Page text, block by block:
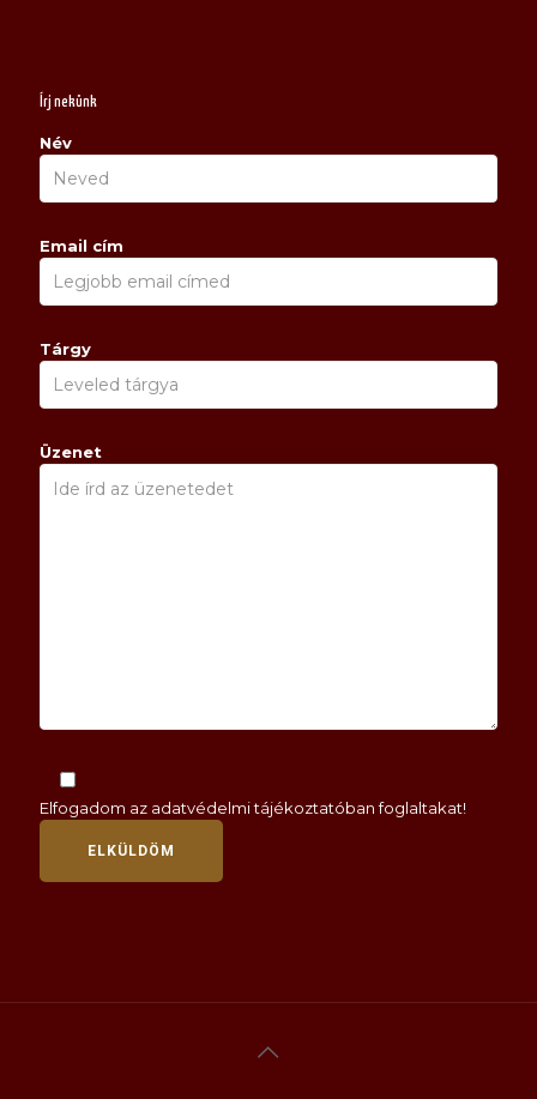
Írj nekünk
Név
Email cím
Tárgy
Üzenet
Elfogadom az adatvédelmi tájékoztatóbanfoglaltakat!